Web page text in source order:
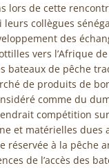
lors de cette
leurs collègues
des
vers l’Afrique de
bateaux de pêche
de produits de
comme du
compétition
et matérielles dues
réservée à la pêche
de l’accès des